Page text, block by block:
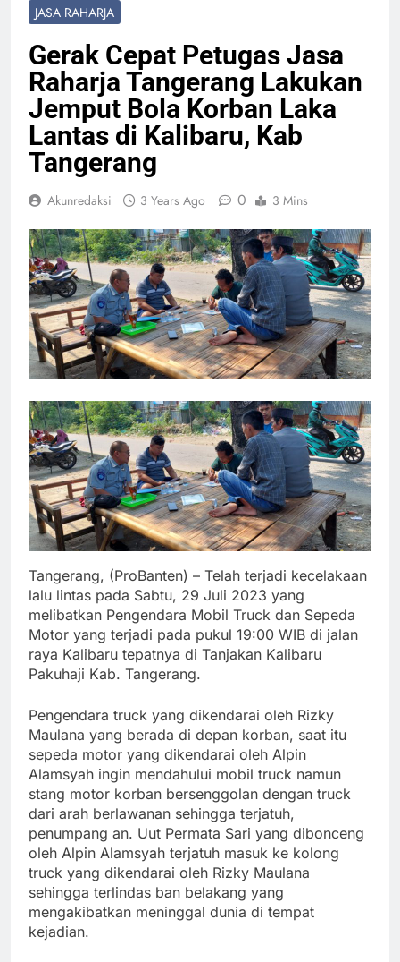
JASA RAHARJA
Gerak Cepat Petugas Jasa
Raharja Tangerang Lakukan
Jemput Bola Korban Laka
Lantas di Kalibaru, Kab
Tangerang
Akunredaksi 3 Years Ago 0 3 Mins
Tangerang, (ProBanten) – Telah terjadi kecelakaan
lalu lintas pada Sabtu, 29 Juli 2023 yang
melibatkan Pengendara Mobil Truck dan Sepeda
Motor yang terjadi pada pukul 19:00 WIB di jalan
raya Kalibaru tepatnya di Tanjakan Kalibaru
Pakuhaji Kab. Tangerang.
Pengendara truck yang dikendarai oleh Rizky
Maulana yang berada di depan korban, saat itu
sepeda motor yang dikendarai oleh Alpin
Alamsyah ingin mendahului mobil truck namun
stang motor korban bersenggolan dengan truck
dari arah berlawanan sehingga terjatuh,
penumpang an. Uut Permata Sari yang dibonceng
oleh Alpin Alamsyah terjatuh masuk ke kolong
truck yang dikendarai oleh Rizky Maulana
sehingga terlindas ban belakang yang
mengakibatkan meninggal dunia di tempat
kejadian.